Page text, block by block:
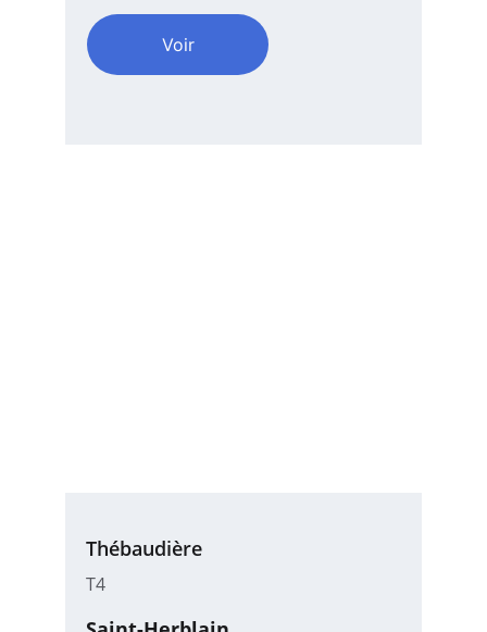
Voir
Thébaudière
T4